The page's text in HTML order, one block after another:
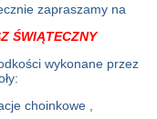
zapraszamy na
ŚWIĄTECZNY
wykonane przez
choinkowe ,